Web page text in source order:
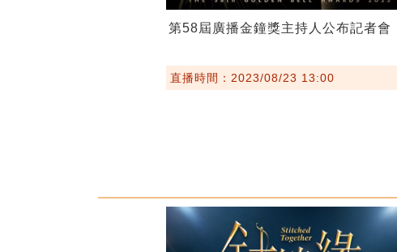
第58屆廣播金鐘獎主持人公布記者會
直播時間：2023/08/23 13:00